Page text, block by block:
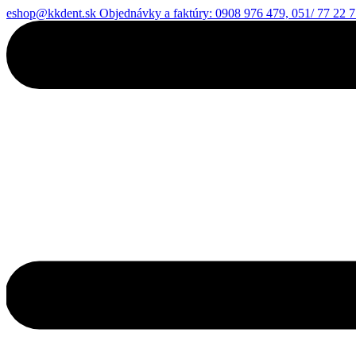
eshop@kkdent.sk Objednávky a faktúry: 0908 976 479, 051/ 77 22